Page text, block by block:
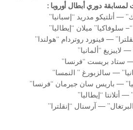
دوري أبطال أوروبا :